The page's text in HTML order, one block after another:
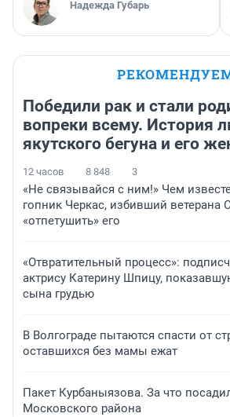
Надежда Губарь
Победили рак и стали
вопреки всему. История
якутского бегуна и его
12 часов 8 848 3
«Не связывайся с ним!» Чем
гопник Черкас, избивший ветерана
«отпетушить» его
«Отвратительный процесс»:
актрису Катерину Шпицу,
сына грудью
В Волгограде пытаются спасти от
оставшихся без мамы ежат
Пакет Курбаныязова. За что
Московского района